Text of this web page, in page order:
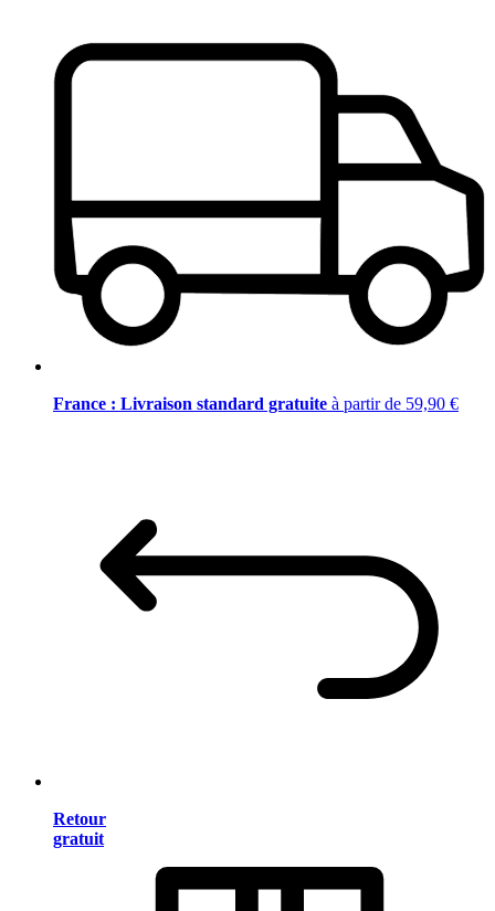
France : Livraison standard gratuite à partir de 59,90 €
Retour
gratuit